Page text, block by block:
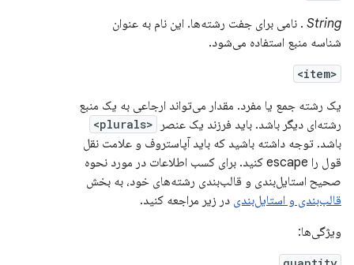
String . نامی برای جفت رشته‌ها. این نام به عنوان
شناسه منبع استفاده می‌شود.
<item>
یک رشته جمع یا مفرد. مقدار می‌تواند ارجاعی به یک منبع
رشته‌ای دیگر باشد. باید فرزند یک عنصر
<plurals>
باشد. توجه داشته باشید که باید آپاستروف و علامت نقل
قول را escape کنید. برای کسب اطلاعات در مورد نحوه
صحیح استایل‌بندی و قالب‌بندی رشته‌های خود، به بخش
قالب‌بندی و استایل‌بندی در زیر مراجعه کنید.
ویژگی‌ها: